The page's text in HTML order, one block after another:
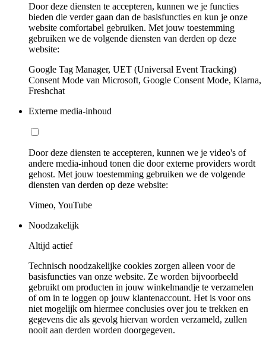
Door deze diensten te accepteren, kunnen we je functies
bieden die verder gaan dan de basisfuncties en kun je onze
website comfortabel gebruiken. Met jouw toestemming
gebruiken we de volgende diensten van derden op deze
website:
Google Tag Manager, UET (Universal Event Tracking)
Consent Mode van Microsoft, Google Consent Mode, Klarna,
Freshchat
Externe media-inhoud
Door deze diensten te accepteren, kunnen we je video's of
andere media-inhoud tonen die door externe providers wordt
gehost. Met jouw toestemming gebruiken we de volgende
diensten van derden op deze website:
Vimeo, YouTube
Noodzakelijk
Altijd actief
Technisch noodzakelijke cookies zorgen alleen voor de
basisfuncties van onze website. Ze worden bijvoorbeeld
gebruikt om producten in jouw winkelmandje te verzamelen
of om in te loggen op jouw klantenaccount. Het is voor ons
niet mogelijk om hiermee conclusies over jou te trekken en
gegevens die als gevolg hiervan worden verzameld, zullen
nooit aan derden worden doorgegeven.